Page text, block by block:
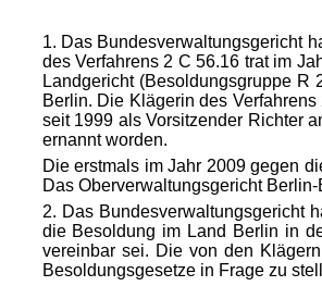
1. Das Bundesverwaltungsgericht
des Verfahrens 2 C 56.16 trat im
Landgericht (Besoldungsgruppe
Berlin. Die Klägerin des
seit 1999 als Vorsitzender Richter
ernannt worden.
Die erstmals im Jahr 2009 gegen
Das Oberverwaltungsgericht
2. Das Bundesverwaltungsgericht
die Besoldung im Land Berlin in
vereinbar sei. Die von den
Besoldungsgesetze in Frage zu